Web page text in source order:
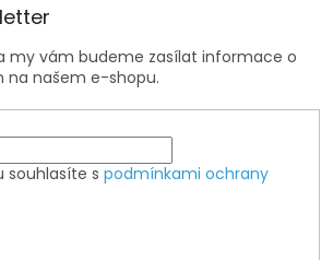
my vám budeme zasílat informace o
na našem e-shopu.
souhlasíte s podmínkami ochrany